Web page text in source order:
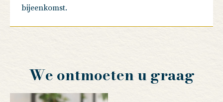
bijeenkomst.
We ontmoeten u graag